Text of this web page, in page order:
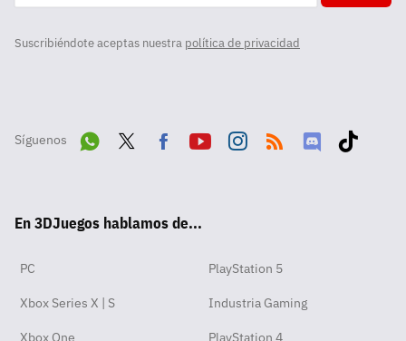
Suscribiéndote aceptas nuestra política de privacidad
Síguenos
pp
ok
En 3DJuegos hablamos de...
PC PlayStation 5
Xbox Series X | S Industria Gaming
Xbox One PlayStation 4